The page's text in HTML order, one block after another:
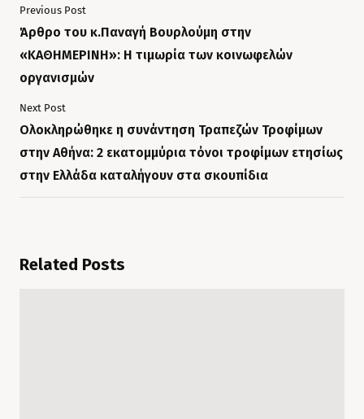
Previous Post
Άρθρο του κ.Παναγή Βουρλούμη στην
«ΚΑΘΗΜΕΡΙΝΗ»: Η τιμωρία των κοινωφελών
οργανισμών
Next Post
Ολοκληρώθηκε η συνάντηση Τραπεζών Τροφίμων
στην Αθήνα: 2 εκατομμύρια τόνοι τροφίμων ετησίως
στην Ελλάδα καταλήγουν στα σκουπίδια
Related Posts